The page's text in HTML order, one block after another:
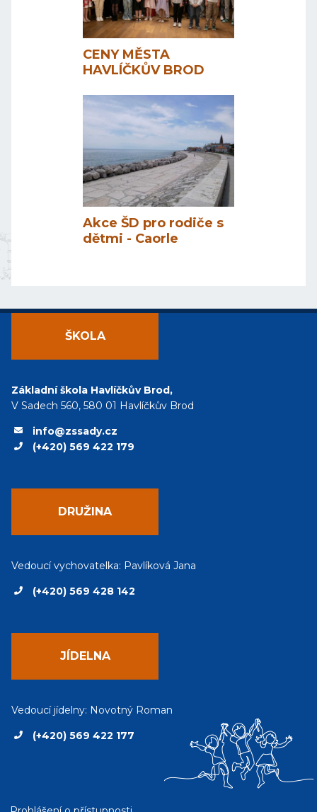
CENY MĚSTA
HAVLÍČKŮV BROD
Akce ŠD pro rodiče s
dětmi - Caorle
ŠKOLA
Základní škola Havlíčkův Brod,
V Sadech 560, 580 01 Havlíčkův Brod
info@zssady.cz
(+420) 569 422 179
DRUŽINA
Vedoucí vychovatelka: Pavlíková Jana
(+420) 569 428 142
JÍDELNA
Vedoucí jídelny: Novotný Roman
(+420) 569 422 177